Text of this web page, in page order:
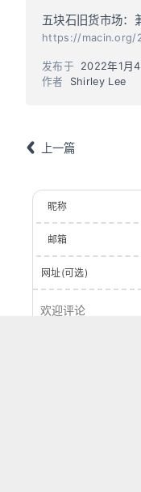
五块石旧货市场：
https://macin.org/
作者 Shirley Lee
发布于 2022年1月4
上一篇
昵称
邮箱
网址(可选)